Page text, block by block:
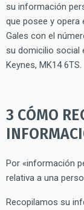
su información
que posee y opera
Gales con el
su domicilio social
Keynes, MK14 6TS.
3 CÓMO
Por «información
relativa a una
Recopilamos su